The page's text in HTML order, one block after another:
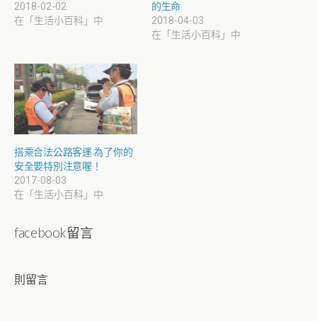
2018-02-02
在「生活小百科」中
的生命
2018-04-03
在「生活小百科」中
搭乘合法公路客運 為了你的
安全要特別注意喔！
2017-08-03
在「生活小百科」中
facebook留言
則留言